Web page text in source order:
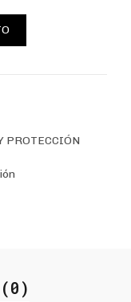
"D" 15KA cantidad
PROTECCIÓN